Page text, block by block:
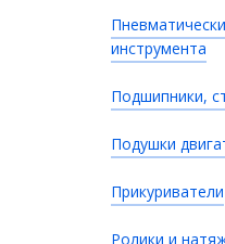
инструмента
Подшипники,
Подушки
Прикуриватели
Ролики и